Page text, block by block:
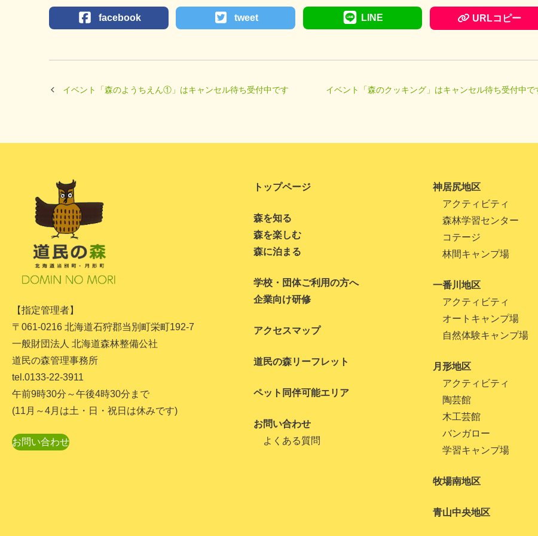
facebook tweet LINE URLコピー
イベント「森のようちえん①」はキャンセル待ち受付中です イベント「森のクッキング」はキャンセル待ち受付中で
【指定管理者】
〒061-0216 北海道石狩郡当別町栄町192-7
一般財団法人 北海道森林整備公社
道民の森管理事務所
tel.0133-22-3911
午前9時30分～午後4時30分まで
(11月～4月は土・日・祝日は休みです)
お問い合わせ
トップページ
森を知る
森を楽しむ
森に泊まる
学校・団体ご利用の方へ
企業向け研修
アクセスマップ
道民の森リーフレット
ペット同伴可能エリア
お問い合わせ
よくある質問
神居尻地区
アクティビティ
森林学習センター
コテージ
林間キャンプ場
一番川地区
アクティビティ
オートキャンプ場
自然体験キャンプ場
月形地区
アクティビティ
陶芸館
木工芸館
バンガロー
学習キャンプ場
牧場南地区
青山中央地区